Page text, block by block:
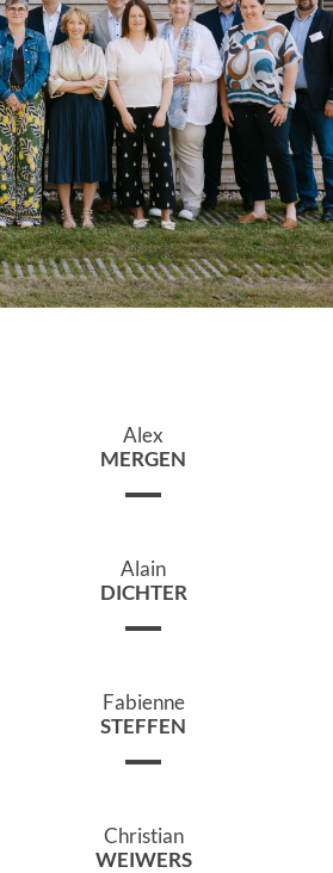
Alex
MERGEN
Alain
DICHTER
Fabienne
STEFFEN
Christian
WEIWERS